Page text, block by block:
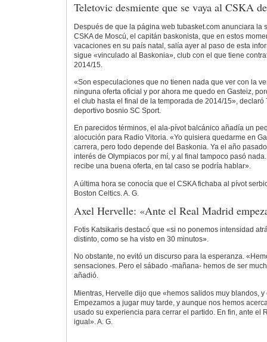
Teletovic desmiente que se vaya al CSKA
Después de que la página web tubasket.com anunciara la
CSKA de Moscú, el capitán baskonista, que en estos
vacaciones en su país natal, salía ayer al paso de esta
sigue «vinculado al Baskonia», club con el que tiene
2014/15.
«Son especulaciones que no tienen nada que ver con la
ninguna oferta oficial y por ahora me quedo en Gasteiz,
el club hasta el final de la temporada de 2014/15», declaró
deportivo bosnio SC Sport.
En parecidos términos, el ala-pívot balcánico añadía un
alocución para Radio Vitoria. «Yo quisiera quedarme en
carrera, pero todo depende del Baskonia. Ya el año
interés de Olympiacos por mí, y al final tampoco pasó
recibe una buena oferta, en tal caso se podría hablar».
A última hora se conocía que el CSKA fichaba al pívot
Boston Celtics. A. G.
Axel Hervelle: «Ante el Real Madrid
Fotis Katsikaris destacó que «si no ponemos intensidad
distinto, como se ha visto en 30 minutos».
No obstante, no evitó un discurso para la esperanza.
sensaciones. Pero el sábado -mañana- hemos de ser
añadió.
Mientras, Hervelle dijo que «hemos salidos muy blandos, y
Empezamos a jugar muy tarde, y aunque nos hemos
usado su experiencia para cerrar el partido. En fin, ante el
igual». A. G.